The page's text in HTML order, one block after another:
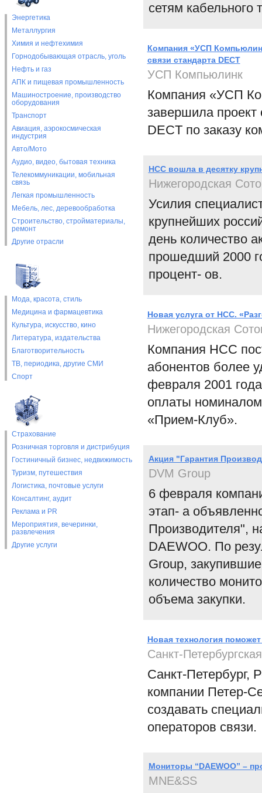
Энергетика
Металлургия
Химия и нефтехимия
Горнодобывающая отрасль, уголь
Нефть и газ
АПК и пищевая промышленность
Машиностроение, производство
оборудования
Транспорт
Авиация, аэрокосмическая
индустрия
Авто/Мото
Аудио, видео, бытовая техника
Телекоммуникации, мобильная
связь
Легкая промышленность
Мебель, лес, деревообработка
Строительство, стройматериалы,
ремонт
Другие отрасли
Мода, красота, стиль
Медицина и фармацевтика
Культура, искусство, кино
Литература, издательства
Благотворительность
ТВ, периодика, другие СМИ
Спорт
Страхование
Розничная торговля и дистрибуция
Гостиничный бизнес, недвижимость
Туризм, путешествия
Логистика, почтовые услуги
Консалтинг, аудит
Реклама и PR
Мероприятия, вечеринки,
развлечения
Другие услуги
сетям кабельного
Компания «УСП
связи стандарта DECT
УСП Компьюлинк
Компания «УСП
завершила проект
DECT по заказу
НСС вошла в десятку
Нижегородская
Усилия
крупнейших
день количество
прошедший 2000
процент- ов.
Новая услуга от НСС.
Нижегородская
Компания НСС
абонентов более
февраля 2001
оплаты
«Прием-Клуб».
Акция "Гарантия
DVM Group
6 февраля
этап- а
Производителя",
DAEWOO. По
Group,
количество
объема закупки.
Новая технология
Санкт-
Санкт-Петербург,
компании Петер-
создавать
операторов связи.
Мониторы “DAEWOO” –
MNE&SS